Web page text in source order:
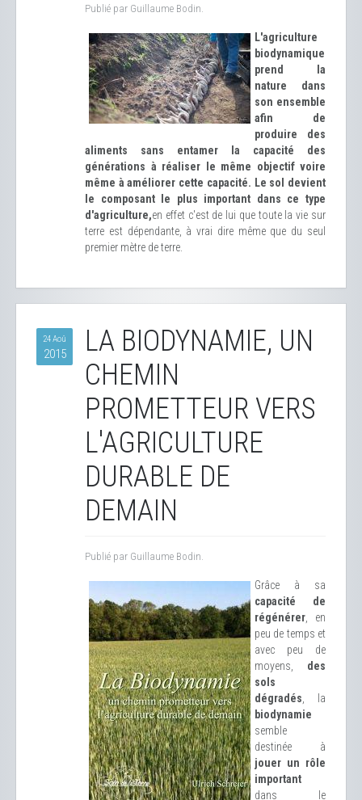
Publié par Guillaume Bodin.
L'agriculture
biodynamique
prend la
nature dans
son ensemble
afin de
produire des
aliments sans entamer la capacité des
générations à réaliser le même objectif voire
même à améliorer cette capacité. Le sol devient
le composant le plus important dans ce type
d'agriculture,en effet c'est de lui que toute la vie sur
terre est dépendante, à vrai dire même que du seul
premier mètre de terre.
24 Aoû
2015
LA BIODYNAMIE, UN
CHEMIN
PROMETTEUR VERS
L'AGRICULTURE
DURABLE DE
DEMAIN
Publié par Guillaume Bodin.
Grâce à sa
capacité de
régénérer , en
peu de temps et
avec peu de
moyens, des
sols
dégradés , la
biodynamie
semble
destinée à
jouer un rôle
important
dans le